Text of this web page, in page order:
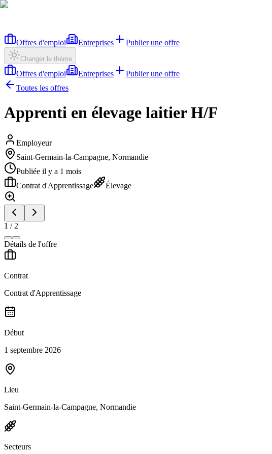
Offres d'emploi Entreprises Publier une offre
Changer le thème
Offres d'emploi Entreprises
Publier une offre
Toutes les offres
Apprenti en élevage laitier H/F
Employeur
Saint-Germain-la-Campagne, Normandie
Publiée il y a 1 mois
Contrat d'Apprentissage
Élevage
1 / 2
Détails de l'offre
Contrat
Contrat d'Apprentissage
Début
1 septembre 2026
Lieu
Saint-Germain-la-Campagne, Normandie
Secteurs